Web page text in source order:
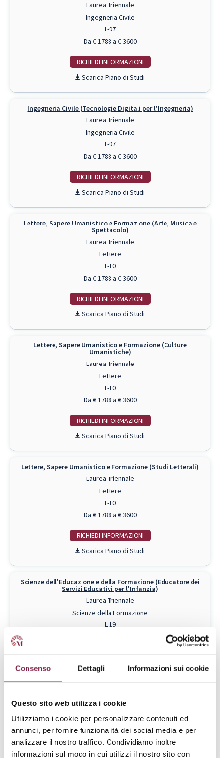
Consenso Dettagli Informazioni sui cookie
Questo sito web utilizza i cookie
Utilizziamo i cookie per personalizzare contenuti ed
annunci, per fornire funzionalità dei social media e per
analizzare il nostro traffico. Condividiamo inoltre
informazioni sul modo in cui utilizzi il nostro sito con i
Laurea Triennale
Ingegneria Civile
L-07
Da € 1788 a € 3600
RICHIEDI INFO
Piano di Studi
Ingegneria Civile (Tecnologie Digitali per l'Ingegneria)
Laurea Triennale
Ingegneria Civile
L-07
Da € 1788 a € 3600
RICHIEDI INFO
Piano di Studi
Lettere, Sapere Umanistico e Formazione (Arte, Musica e
Spettacolo)
Laurea Triennale
Lettere
L-10
Da € 1788 a € 3600
RICHIEDI INFO
Piano di Studi
Lettere, Sapere Umanistico e Formazione (Culture
Umanistiche)
Laurea Triennale
Lettere
L-10
Da € 1788 a € 3600
RICHIEDI INFO
Piano di Studi
Lettere, Sapere Umanistico e Formazione (Studi Letterali)
Laurea Triennale
Lettere
L-10
Da € 1788 a € 3600
RICHIEDI INFO
Piano di Studi
Scienze dell'Educazione e della Formazione (Educatore dei
Servizi Educativi per l'Infanzia)
Laurea Triennale
Scienze della Formazione
L-19
Piano di Studi
Scienze dell'Educazione e della Formazione (Educatore
Laurea Triennale
Scienze della Formazione
L-19